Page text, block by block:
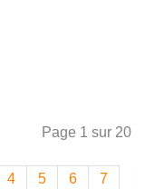
Page 1 sur 20
4 5 6 7